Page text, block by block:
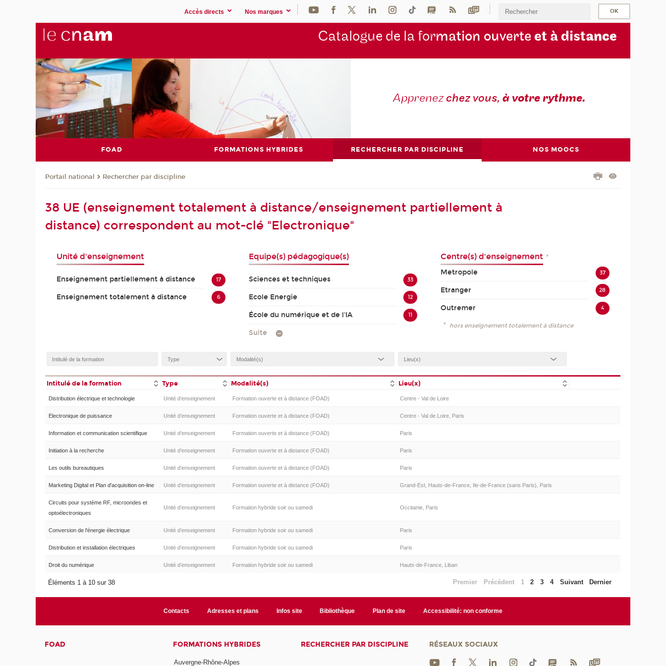
Accès directs Nos marques
Catalogue de la formation ouverte et à distance
Apprenezchez vous, à votre rythme.
FOAD FORMATIONS HYBRIDES RECHERCHER PAR DISCIPLINE NOS MOOCS
Portail national Rechercher par discipline
38 UE (enseignement totalement à distance/enseignement partiellement à
distance) correspondent au mot-clé "Electronique"
Unité d'enseignement
Enseignement partiellement à distance 17
Enseignement totalement à distance 6
Equipe(s) pédagogique(s)
Sciences et techniques 33
Ecole Energie 12
École du numérique et de l'IA 11
Suite
Centre(s) d'enseignement *
Metropole 37
Etranger 28
Outremer 4
* hors enseignement totalement à distance
Intitulé de la formation Type Modalité(s) Lieu(x)
Distribution électrique et technologie Unité d’enseignement Formation ouverte et à distance (FOAD) Centre - Val de Loire
Electronique de puissance Unité d’enseignement Formation ouverte et à distance (FOAD) Centre - Val de Loire, Paris
Information et communication scientifique Unité d’enseignement Formation ouverte et à distance (FOAD) Paris
Initiation à la recherche Unité d’enseignement Formation ouverte et à distance (FOAD) Paris
Les outils bureautiques Unité d’enseignement Formation ouverte et à distance (FOAD) Paris
Marketing Digital et Plan d'acquisition on-line Unité d’enseignement Formation ouverte et à distance (FOAD) Grand-Est, Hauts-de-France, Ile-de-France (sans Paris), Paris
Circuits pour système RF, microondes et
optoélectroniques
Unité d’enseignement Formation hybride soir ou samedi Occitanie, Paris
Conversion de l'énergie électrique Unité d’enseignement Formation hybride soir ou samedi Paris
Distribution et installation électriques Unité d’enseignement Formation hybride soir ou samedi Paris
Droit du numérique Unité d’enseignement Formation hybride soir ou samedi Hauts-de-France, Liban
Éléments 1 à 10 sur 38 Premier Précédent 1 2 3 4 Suivant Dernier
Contacts Adresses et plans Infos site Bibliothèque Plan de site Accessibilité: non conforme
FOAD FORMATIONS HYBRIDES
Auvergne-Rhône-Alpes
RECHERCHER PAR DISCIPLINE RÉSEAUX SOCIAUX